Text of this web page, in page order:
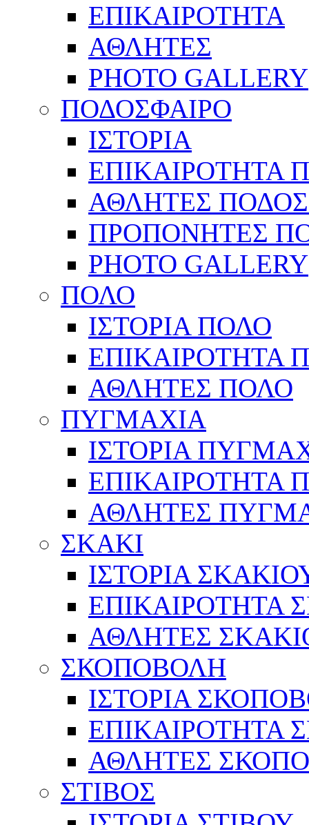
ΕΠΙΚΑΙΡΟΤΗΤΑ
ΑΘΛΗΤΕΣ
PHOTO GALLERY
ΠΟΔΟΣΦΑΙΡΟ
ΙΣΤΟΡΙΑ
ΕΠΙΚΑΙΡΟΤΗΤΑ
ΑΘΛΗΤΕΣ
ΠΡΟΠΟΝΗΤΕΣ
PHOTO GALLERY
ΠΟΛΟ
ΙΣΤΟΡΙΑ ΠΟΛΟ
ΕΠΙΚΑΙΡΟΤΗΤΑ
ΑΘΛΗΤΕΣ ΠΟΛΟ
ΠΥΓΜΑΧΙΑ
ΙΣΤΟΡΙΑ
ΕΠΙΚΑΙΡΟΤΗΤΑ
ΑΘΛΗΤΕΣ
ΣΚΑΚΙ
ΙΣΤΟΡΙΑ
ΕΠΙΚΑΙΡΟΤΗΤΑ
ΑΘΛΗΤΕΣ
ΣΚΟΠΟΒΟΛΗ
ΙΣΤΟΡΙΑ
ΕΠΙΚΑΙΡΟΤΗΤΑ
ΑΘΛΗΤΕΣ
ΣΤΙΒΟΣ